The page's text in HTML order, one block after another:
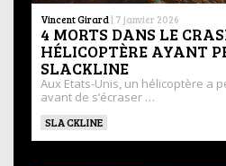
Vincent Girard | 7 janvier 2026
4 MORTS DANS LE
HÉLICOPTÈRE AYANT
SLACKLINE
Aux Etats-Unis, un hélicoptère a
avant de s’écraser …
SLACKLINE